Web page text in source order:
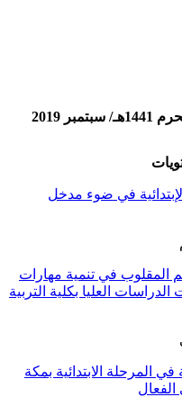
في ضوء مدخل
المقلوب في تنمية مهارات
العليا بكلية التربية
المرحلة الابتدائية بمكة
الفعال